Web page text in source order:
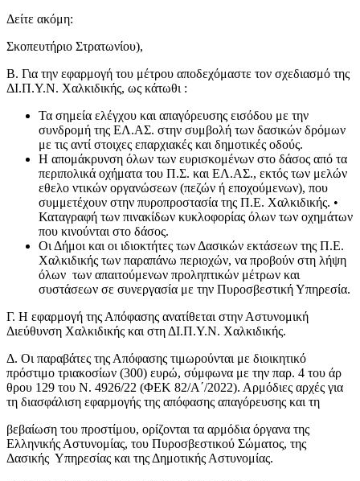
Δείτε ακόμη:
Σκοπευτήριο Στρατωνίου),
Β. Για την εφαρμογή του μέτρου αποδεχόμαστε τον σχεδιασμό της
ΔΙ.Π.Υ.Ν. Χαλκιδικής, ως κάτωθι :
Τα σημεία ελέγχου και απαγόρευσης εισόδου με την
συνδρομή της ΕΛ.ΑΣ. στην συμβολή των δασικών δρόμων
με τις αντί στοιχες επαρχιακές και δημοτικές οδούς.
Η απομάκρυνση όλων των ευρισκομένων στο δάσος από τα
περιπολικά οχήματα του Π.Σ. και ΕΛ.ΑΣ., εκτός των μελών
εθελο ντικών οργανώσεων (πεζών ή εποχούμενων), που
συμμετέχουν στην πυροπροστασία της Π.Ε. Χαλκιδικής. •
Καταγραφή των πινακίδων κυκλοφορίας όλων των οχημάτων
που κινούνται στο δάσος.
Οι Δήμοι και οι ιδιοκτήτες των Δασικών εκτάσεων της Π.Ε.
Χαλκιδικής των παραπάνω περιοχών, να προβούν στη λήψη
όλων των απαιτούμενων προληπτικών μέτρων και
συστάσεων σε συνεργασία με την Πυροσβεστική Υπηρεσία.
Γ. Η εφαρμογή της Απόφασης ανατίθεται στην Αστυνομική
Διεύθυνση Χαλκιδικής και στη ΔΙ.Π.Υ.Ν. Χαλκιδικής.
Δ. Οι παραβάτες της Απόφασης τιμωρούνται με διοικητικό
πρόστιμο τριακοσίων (300) ευρώ, σύμφωνα με την παρ. 4 του άρ
θρου 129 του Ν. 4926/22 (ΦΕΚ 82/Α΄/2022). Αρμόδιες αρχές για
τη διασφάλιση εφαρμογής της απόφασης απαγόρευσης και τη
βεβαίωση του προστίμου, ορίζονται τα αρμόδια όργανα της
Ελληνικής Αστυνομίας, του Πυροσβεστικού Σώματος, της
Δασικής Υπηρεσίας και της Δημοτικής Αστυνομίας.